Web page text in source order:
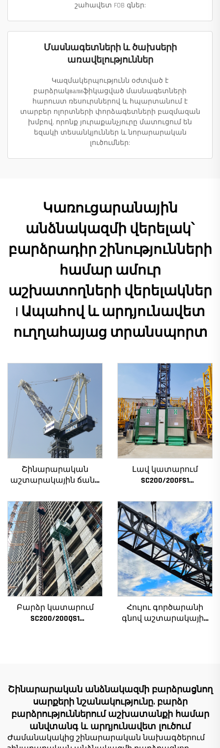
շահավետ FOB գներ:
Մասնագետների և ծախսերի
առավելություններ
Կազմակերպությունն օժտված է
բարձրակвалиֆիկացված մասնագետների
հարուստ ռեսուրսներով և հպարտանում է
տարբեր ոլորտների փորձագետների բազմազան
խմբով, որոնք յուրաքանչյուրը մատուցում են
եզակի տեսանկյուններ և նորարարական
լուծումներ:
Կառուցարանային
անձնակազմի վերելակ՝
բարձրադիր շինությունների
համար ամուր
աշխատողների վերելակներ
| Ապահով և արդյունավետ
ուղղահայաց տրանսպորտ
Շինարարական
աշտարակային ճանկ
բեռնամբարի
հզորությամբ, նոր
ատամնանիվի արկղ,
ատամնանիվի շարժիչ,
աստիճանավոր
ստորին մաս
Լավ կատարում
SC200/200FS1
տանիք շենքի
ճակատի և վերելակի
սանդղակի համար
Ալժիրի համար
Բարձր կատարում
SC200/200QS1
համար ցածր գնով
Հույու գործարանի
գնով աշտարակային
համար
Շինարարական անձնակազմի բարձրացնող
սարքերի նշանակությունը. բարձր
բարձրություններում աշխատանքի համար
անվտանգ և արդյունավետ լուծում
Ժամանակակից շինարարական նախագծերում